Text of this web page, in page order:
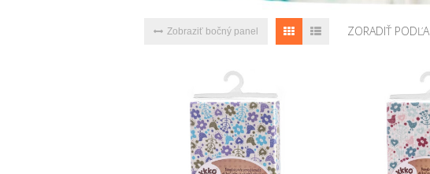
Zobraziť bočný panel ZORADIŤ PODĽA